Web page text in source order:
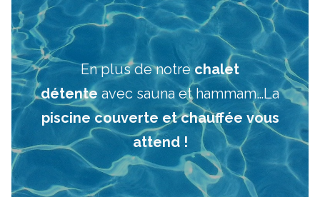
En plus de notrechalet
détente avec sauna et hammam…La
piscine couverte et chauffée vous
attend !